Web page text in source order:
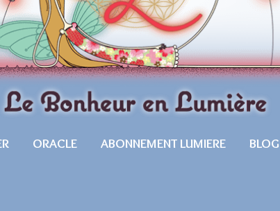
ORACLE ABONNEMENT LUMIERE BLOG